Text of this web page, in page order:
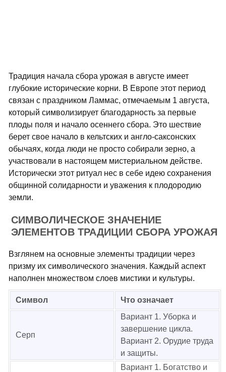
Традиция начала сбора урожая в августе имеет
глубокие исторические корни. В Европе этот период
связан с праздником Ламмас, отмечаемым 1 августа,
который символизирует благодарность за первые
плоды поля и начало осеннего сбора. Это шествие
берет свое начало в кельтских и англо-саксонских
обычаях, когда люди не просто собирали зерно, а
участвовали в настоящем мистериальном действе.
Исторически этот ритуал нес в себе идею сохранения
общинной солидарности и уважения к плодородию
земли.
СИМВОЛИЧЕСКОЕ ЗНАЧЕНИЕ
ЭЛЕМЕНТОВ ТРАДИЦИИ СБОРА УРОЖАЯ
Взглянем на основные элементы традиции через
призму их символического значения. Каждый аспект
наполнен множеством слоев мистики и культуры.
Символ Что означает
Серп
Вариант 1. Уборка и
завершение цикла.
Вариант 2. Орудие труда
и защиты.
Вариант 1. Богатство и